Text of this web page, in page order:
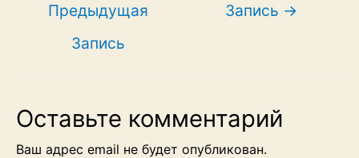
записям
Предыдущая
Запись
Запись →
Оставьте комментарий
Ваш адрес email не будет опубликован.